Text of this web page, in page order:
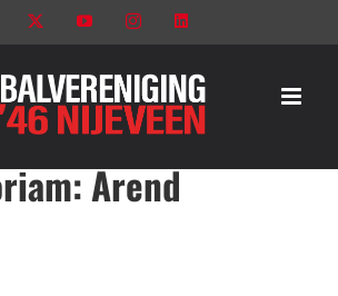
Facebook YouTubeInstagram
Arend